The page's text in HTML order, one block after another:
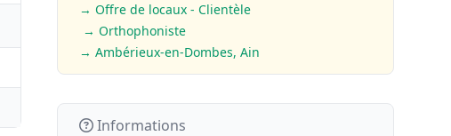
→ Offre de locaux - Clientèle
→ Orthophoniste
→ Ambérieux-en-Dombes, Ain
Informations